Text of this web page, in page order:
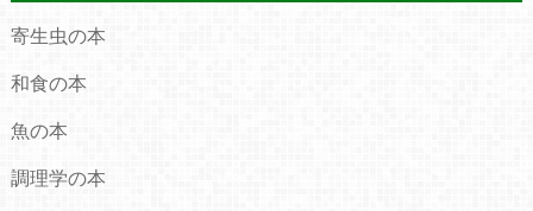
寄生虫の本
和食の本
魚の本
調理学の本